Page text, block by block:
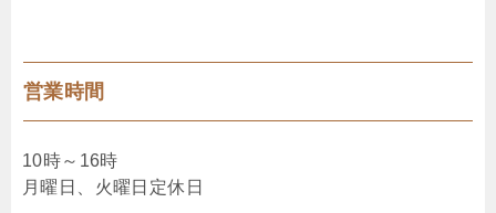
営業時間
10時～16時
月曜日、火曜日定休日